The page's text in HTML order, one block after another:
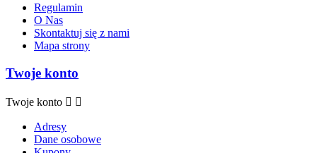
Regulamin
O Nas
Skontaktuj się z nami
Mapa strony
Twoje konto
Twoje konto  
Adresy
Dane osobowe